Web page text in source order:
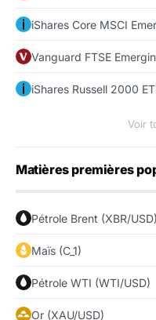
iShares Core MSCI
Vanguard FTSE
iShares Russell 2000
Voir
Matières premières
Pétrole Brent (XBR/USD)
Maïs (C_1)
Pétrole WTI (WTI/USD)
Or (XAU/USD)